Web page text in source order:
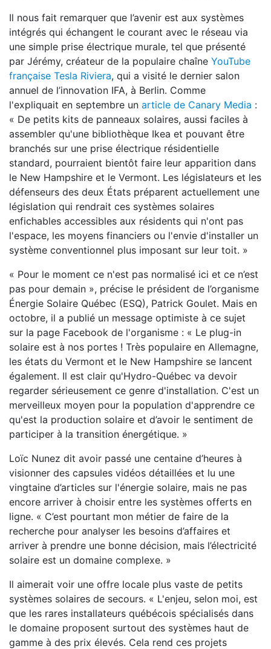
Il nous fait remarquer que l’avenir est aux systèmes
intégrés qui échangent le courant avec le réseau via
une simple prise électrique murale, tel que présenté
par Jérémy, créateur de la populaire chaîne YouTube
française Tesla Riviera, qui a visité le dernier salon
annuel de l’innovation IFA, à Berlin. Comme
l'expliquait en septembre un article de Canary Media :
« De petits kits de panneaux solaires, aussi faciles à
assembler qu'une bibliothèque Ikea et pouvant être
branchés sur une prise électrique résidentielle
standard, pourraient bientôt faire leur apparition dans
le New Hampshire et le Vermont. Les législateurs et les
défenseurs des deux États préparent actuellement une
législation qui rendrait ces systèmes solaires
enfichables accessibles aux résidents qui n'ont pas
l'espace, les moyens financiers ou l'envie d'installer un
système conventionnel plus imposant sur leur toit. »
« Pour le moment ce n'est pas normalisé ici et ce n’est
pas pour demain », précise le président de l’organisme
Énergie Solaire Québec (ESQ), Patrick Goulet. Mais en
octobre, il a publié un message optimiste à ce sujet
sur la page Facebook de l'organisme : « Le plug-in
solaire est à nos portes ! Très populaire en Allemagne,
les états du Vermont et le New Hampshire se lancent
également. Il est clair qu'Hydro-Québec va devoir
regarder sérieusement ce genre d'installation. C'est un
merveilleux moyen pour la population d'apprendre ce
qu'est la production solaire et d’avoir le sentiment de
participer à la transition énergétique. »
Loïc Nunez dit avoir passé une centaine d’heures à
visionner des capsules vidéos détaillées et lu une
vingtaine d’articles sur l'énergie solaire, mais ne pas
encore arriver à choisir entre les systèmes offerts en
ligne. « C’est pourtant mon métier de faire de la
recherche pour analyser les besoins d’affaires et
arriver à prendre une bonne décision, mais l’électricité
solaire est un domaine complexe. »
Il aimerait voir une offre locale plus vaste de petits
systèmes solaires de secours. « L'enjeu, selon moi, est
que les rares installateurs québécois spécialisés dans
le domaine proposent surtout des systèmes haut de
gamme à des prix élevés. Cela rend ces projets